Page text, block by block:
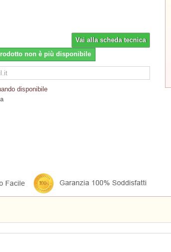
Vai alla scheda tecnica
non è più disponibile
disponibile